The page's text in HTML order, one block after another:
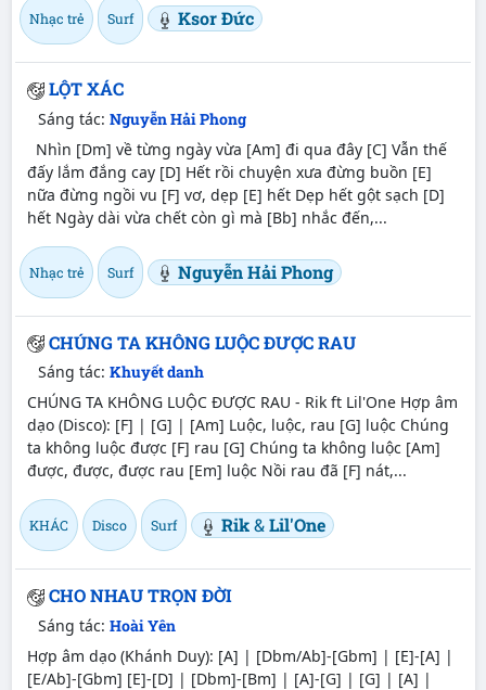
Nhạc trẻ Surf Ksor Đức
LỘT XÁC
Sáng tác: Nguyễn Hải Phong
Nhìn [Dm] về từng ngày vừa [Am] đi qua đây [C] Vẫn thế
đấy lắm đắng cay [D] Hết rồi chuyện xưa đừng buồn [E]
nữa đừng ngồi vu [F] vơ, dẹp [E] hết Dẹp hết gột sạch [D]
hết Ngày dài vừa chết còn gì mà [Bb] nhắc đến,...
Nhạc trẻ Surf Nguyễn Hải Phong
CHÚNG TA KHÔNG LUỘC ĐƯỢC RAU
Sáng tác: Khuyết danh
CHÚNG TA KHÔNG LUỘC ĐƯỢC RAU - Rik ft Lil'One Hợp âm
dạo (Disco): [F] | [G] | [Am] Luộc, luộc, rau [G] luộc Chúng
ta không luộc được [F] rau [G] Chúng ta không luộc [Am]
được, được, được rau [Em] luộc Nồi rau đã [F] nát,...
KHÁC Disco Surf Rik&Lil'One
CHO NHAU TRỌN ĐỜI
Sáng tác: Hoài Yên
Hợp âm dạo (Khánh Duy): [A] | [Dbm/Ab]-[Gbm] | [E]-[A] |
[E/Ab]-[Gbm] [E]-[D] | [Dbm]-[Bm] | [A]-[G] | [G] | [A] |